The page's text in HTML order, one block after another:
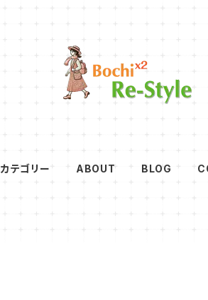
カテゴリー ABOUT BLOG